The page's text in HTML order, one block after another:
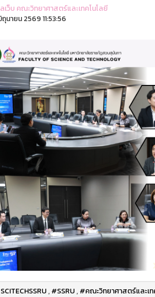
ว็บ คณะวิทยาศาสตร์และเทคโนโลยี
นายน 2569 11:53:56
,#SSRU,#คณะวิทยาศาสตร์และเท